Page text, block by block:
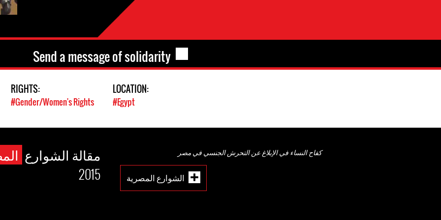
Send a message of solidarity
RIGHTS:
#Gender/Women's Rights
LOCATION:
#Egypt
مقالة الشوارع
2015
كفاح النساء في الإبلاغ عن التحرش الجنسي في مصر
الشوارع المصرية